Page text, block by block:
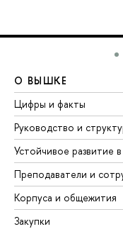
О ВЫШКЕ
Цифры и факты
Руководство и
Устойчивое
Преподаватели и
Корпуса и общежития
Закупки